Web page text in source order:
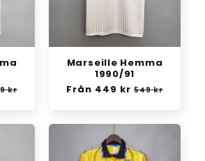
kr
Marseille Hemma
1990/91
Ordinarie
Från 449 kr 549 kr